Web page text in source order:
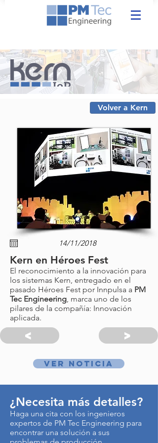
Volver a Kern
Kern en Héroes Fest
El reconocimiento a la innovación para
los sistemas Kern, entregado en el
pasado Héroes Fest por Innpulsa a PM
Tec Engineering, marca uno de los
pilares de la compañía: Innovación
aplicada.
< >
Ver noticia
¿Necesita más detalles?
Haga una cita con los ingenieros
expertos de PM Tec Engineering para
encontrar una solución a sus